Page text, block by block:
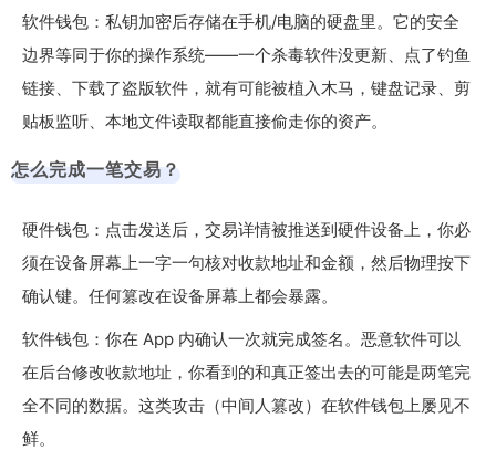
软件钱包：私钥加密后存储在手机/电脑的硬盘里。它的安全
边界等同于你的操作系统——一个杀毒软件没更新、点了钓鱼
链接、下载了盗版软件，就有可能被植入木马，键盘记录、剪
贴板监听、本地文件读取都能直接偷走你的资产。
怎么完成一笔交易？
硬件钱包：点击发送后，交易详情被推送到硬件设备上，你必
须在设备屏幕上一字一句核对收款地址和金额，然后物理按下
确认键。任何篡改在设备屏幕上都会暴露。
软件钱包：你在 App 内确认一次就完成签名。恶意软件可以
在后台修改收款地址，你看到的和真正签出去的可能是两笔完
全不同的数据。这类攻击（中间人篡改）在软件钱包上屡见不
鲜。